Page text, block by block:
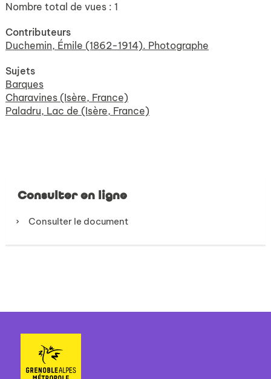
Nombre total de vues : 1
Contributeurs
Duchemin, Émile (1862-1914). Photographe
Sujets
Barques
Charavines (Isère, France)
Paladru, Lac de (Isère, France)
Consulter en ligne
Consulter le document